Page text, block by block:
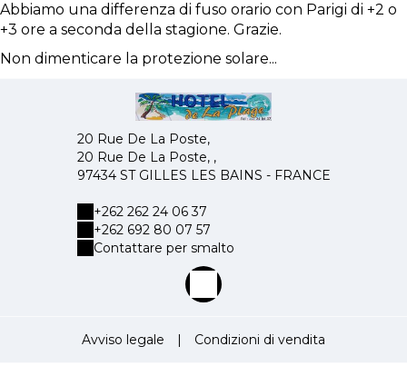
Abbiamo una differenza di fuso orario con Parigi di +2 o
+3 ore a seconda della stagione. Grazie.
Non dimenticare la protezione solare...
20 Rue De La Poste,
20 Rue De La Poste, ,
97434 ST GILLES LES BAINS - FRANCE
+262 262 24 06 37
+262 692 80 07 57
Contattare per smalto
Avviso legale | Condizioni di vendita